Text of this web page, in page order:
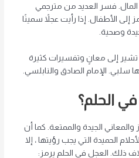
فسر العديد من مترجمي
إلى الأطفال. إذا رأيت عجلاً سمينًا
وصحية.
إلى معانٍ وتفسيرات كثيرة
سلبي. الإمام الصادق والنابلسي.
الحلم؟
والمعاني الجيدة والممتعة. كما أن
الحميدة التي يجب رؤيتها ، إلا
ذلك. العجل في الحلم يرمز: